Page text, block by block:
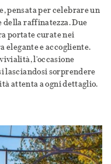
pensata per celebrare un
della raffinatezza. Due
portate curate nei
elegante e accogliente.
l'occasione
lasciandosi sorprendere
attenta a ogni dettaglio.